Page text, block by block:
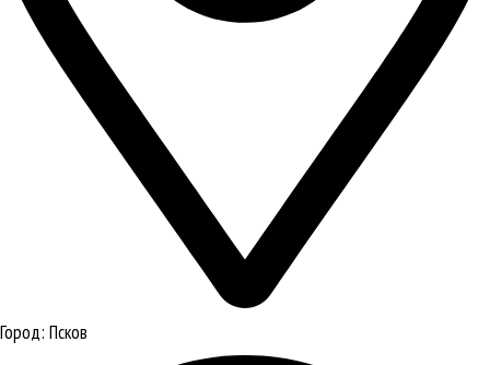
Город: Псков